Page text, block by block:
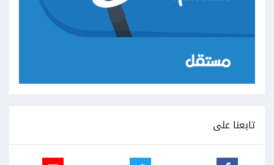
تابعنا على